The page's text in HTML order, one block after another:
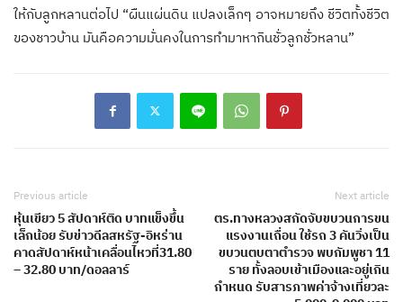
ให้กับลูกหลานต่อไป “ผืนแผ่นดิน แปลงเล็กๆ อาจหมายถึง ชีวิตทั้งชีวิต
ของชาวบ้าน มันคือความมั่นคงในการทำมาหากินชั่วลูกชั่วหลาน”
Previous article
หุ้นเขียว 5 สัปดาห์ติด บาทแข็งขึ้น
เล็กน้อย รับข่าวดีลสหรัฐ-อิหร่าน
คาดสัปดาห์หน้าเคลื่อนไหวที่31.80
– 32.80 บาท/ดอลลาร์
Next article
ตร.ทางหลวงสกัดจับขบวนการขน
แรงงานเถื่อน ใช้รถ 3 คันวิ่งเป็น
ขบวนตบตาตำรวจ พบกัมพูชา 11
ราย ทั้งลอบเข้าเมืองและอยู่เกิน
กำหนด รับสารภาพค่าจ้างเที่ยวละ